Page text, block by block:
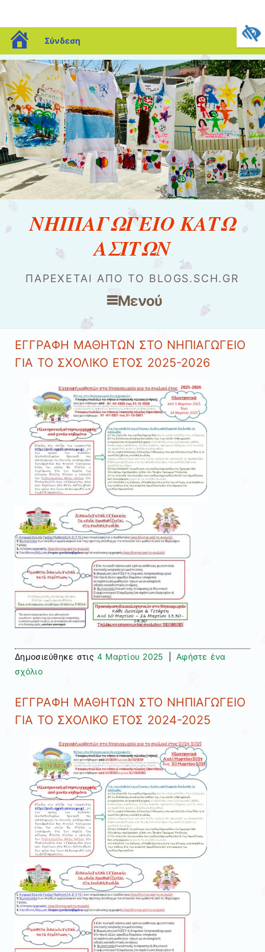
blogs.sch.gr
Σύνδεση
ΝΗΠΙΑΓΩΓΕΙΟ ΚΑΤΩ
ΑΣΙΤΩΝ
ΠΑΡΈΧΕΤΑΙ ΑΠΌ ΤΟ BLOGS.SCH.GR
Μενού
Μετάβαση στο περιεχόμενο
ΕΓΓΡΑΦΗ ΜΑΘΗΤΩΝ ΣΤΟ ΝΗΠΙΑΓΩΓΕΙΟ
ΓΙΑ ΤΟ ΣΧΟΛΙΚΟ ΕΤΟΣ 2025-2026
Δημοσιεύθηκε στις 4 Μαρτίου 2025
Αφήστε ένα
σχόλιο
ΕΓΓΡΑΦΗ ΜΑΘΗΤΩΝ ΣΤΟ ΝΗΠΙΑΓΩΓΕΙΟ
ΓΙΑ ΤΟ ΣΧΟΛΙΚΟ ΕΤΟΣ 2024-2025